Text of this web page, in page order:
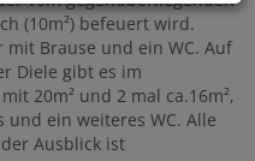
(10m²) befeuert wird.
Brause und ein WC. Auf
Diele gibt es im
20m² und 2 mal ca.16m²,
und ein weiteres WC. Alle
Ausblick ist